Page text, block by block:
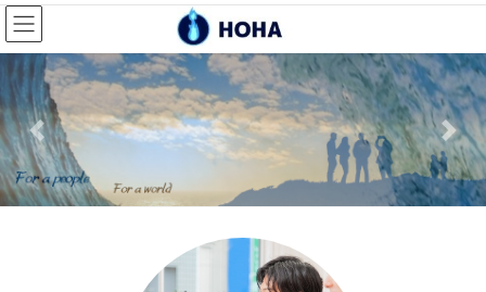
コ
ン
テ
ン
ツ
へ
ス
キ
ッ
ナ
ビ
ゲ
ー
シ
ョ
ン
に
移
Previous Next